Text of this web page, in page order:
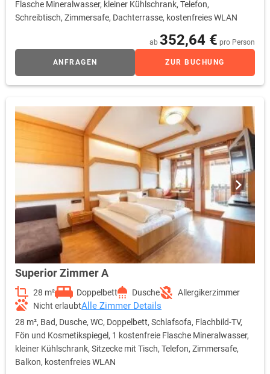
Flasche Mineralwasser, kleiner Kühlschrank, Telefon,
Schreibtisch, Zimmersafe, Dachterrasse, kostenfreies WLAN
ab 352,64 € pro Person
ANFRAGEN ZUR BUCHUNG
Superior Zimmer A
28 m² Doppelbett Dusche
Allergikerzimmer
Nicht erlaubtAlle Zimmer Details
28 m², Bad, Dusche, WC, Doppelbett, Schlafsofa, Flachbild-TV,
Fön und Kosmetikspiegel, 1 kostenfreie Flasche Mineralwasser,
kleiner Kühlschrank, Sitzecke mit Tisch, Telefon, Zimmersafe,
Balkon, kostenfreies WLAN